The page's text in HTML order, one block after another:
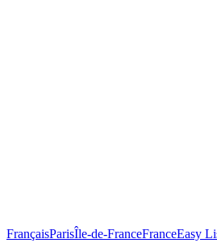
FrançaisParisÎle-de-FranceFranceEasy